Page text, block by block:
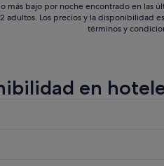
más bajo por noche encontrado en las
adultos. Los precios y la disponibilidad
términos y
en